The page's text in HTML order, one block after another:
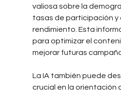
valiosa sobre la
tasas de participación y
rendimiento. Esta
para optimizar el
mejorar futuras
La IA también puede
crucial en la orientación